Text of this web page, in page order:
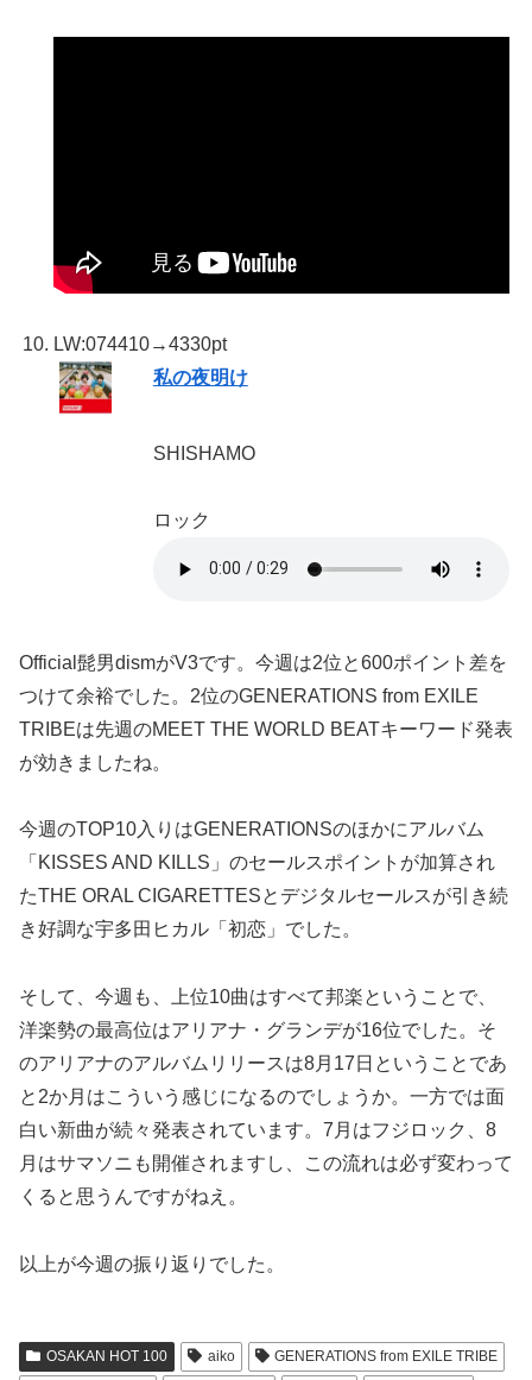
LW:074410→4330pt
私の夜明け
SHISHAMO
ロック
Official髭男dismがV3です。今週は2位と600ポイント差を
つけて余裕でした。2位のGENERATIONS from EXILE
TRIBEは先週のMEET THE WORLD BEATキーワード発表
が効きましたね。
今週のTOP10入りはGENERATIONSのほかにアルバム
「KISSES AND KILLS」のセールスポイントが加算され
たTHE ORAL CIGARETTESとデジタルセールスが引き続
き好調な宇多田ヒカル「初恋」でした。
そして、今週も、上位10曲はすべて邦楽ということで、
洋楽勢の最高位はアリアナ・グランデが16位でした。そ
のアリアナのアルバムリリースは8月17日ということであ
と2か月はこういう感じになるのでしょうか。一方では面
白い新曲が続々発表されています。7月はフジロック、8
月はサマソニも開催されますし、この流れは必ず変わって
くると思うんですがねえ。
以上が今週の振り返りでした。
OSAKAN HOT 100 aiko
GENERATIONS from EXILE TRIBE